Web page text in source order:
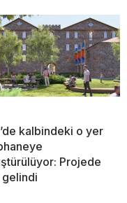
kalbindeki o yer
Projede